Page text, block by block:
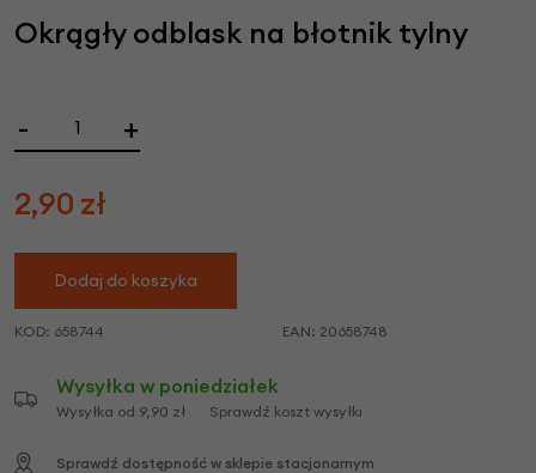
Okrągły odblask na błotnik tylny
- +
2,90 zł
Dodaj do koszyka
KOD: 658744 EAN: 20658748
Wysyłka w poniedziałek
Wysyłka od 9,90 zł Sprawdź koszt wysyłki
Sprawdź dostępność w sklepie stacjonarnym